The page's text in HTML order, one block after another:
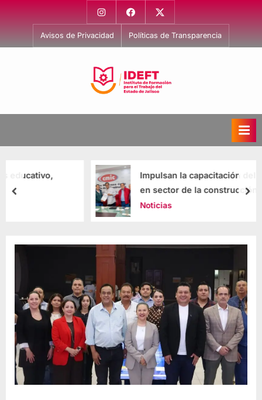
Avisos de Privacidad Políticas de Transparencia
i
t
t
d
e
F
o
r
m
a
c
i
para
Impulsan la capacitación del capital humano
en sector de la construcción
Noticias